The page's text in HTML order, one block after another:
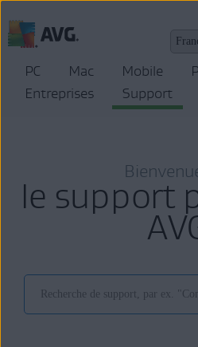
PC Mac Mobile
Entreprises
Support
le support